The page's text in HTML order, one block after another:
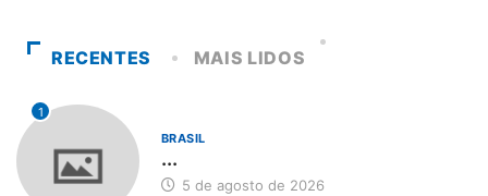
RECENTES MAIS LIDOS
1
BRASIL
...
5 de agosto de 2026